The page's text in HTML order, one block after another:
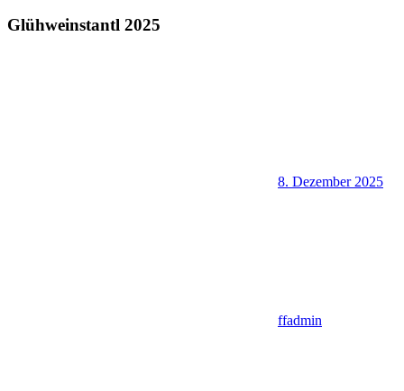
Glühweinstantl 2025
8. Dezember 2025
ffadmin